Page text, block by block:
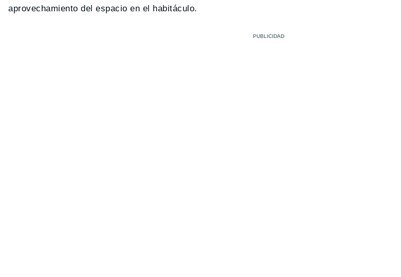
aprovechamiento del espacio en el habitáculo.